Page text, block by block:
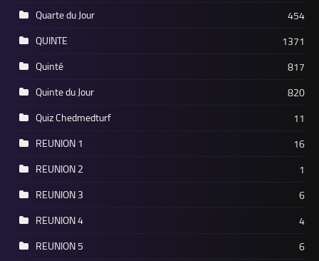
Quarte du Jour
454
QUINTE
1371
Quinté
817
Quinte du Jour
820
Quiz Chedmedturf
11
REUNION 1
16
REUNION 2
1
REUNION 3
6
REUNION 4
4
REUNION 5
6